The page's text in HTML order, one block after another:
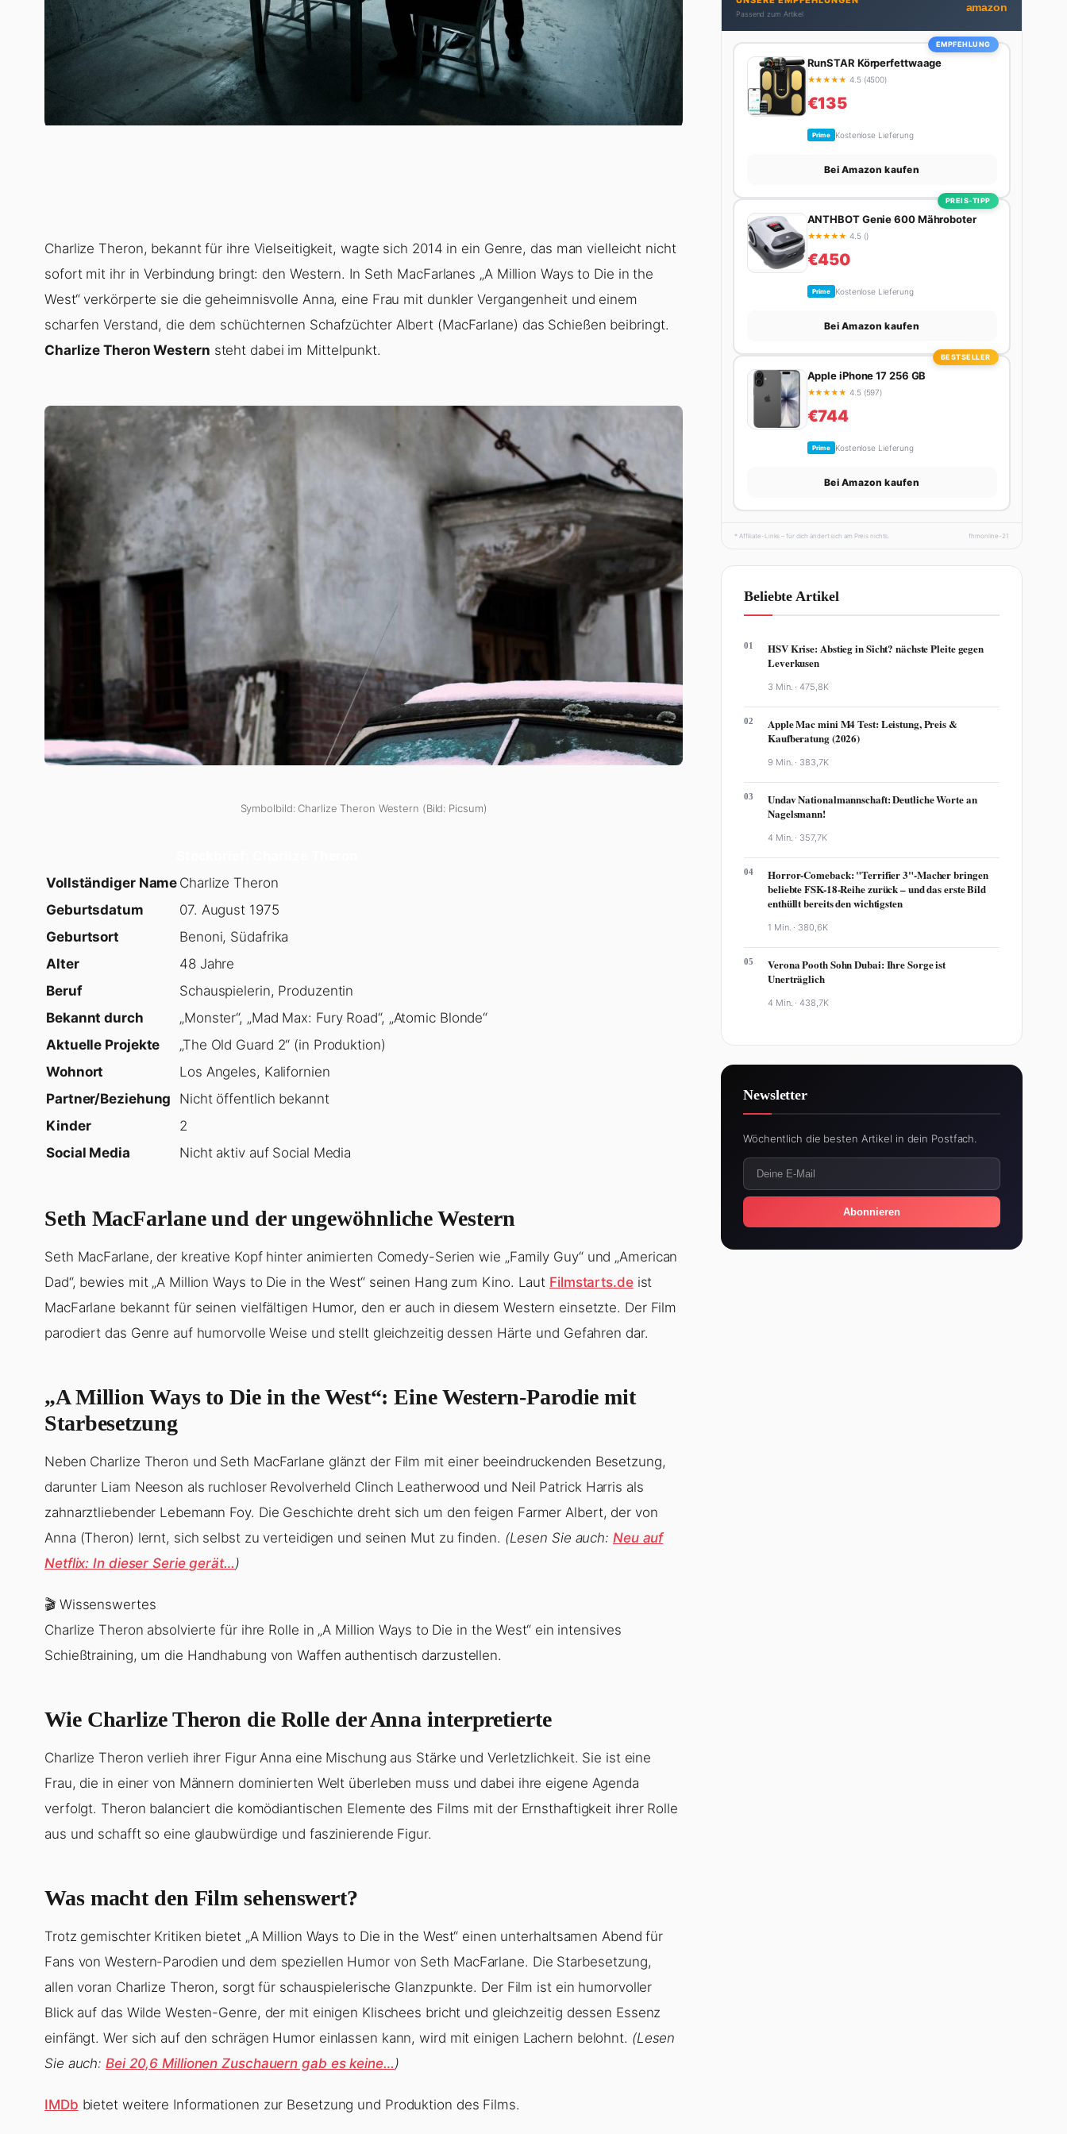
Charlize Theron, bekannt für ihre Vielseitigkeit, wagte sich 2014 in ein Genre, das man vielleicht nicht
sofort mit ihr in Verbindung bringt: den Western. In Seth MacFarlanes „A Million Ways to Die in the
West“ verkörperte sie die geheimnisvolle Anna, eine Frau mit dunkler Vergangenheit und einem
scharfen Verstand, die dem schüchternen Schafzüchter Albert (MacFarlane) das Schießen beibringt.
Charlize Theron Western steht dabei im Mittelpunkt.
Symbolbild: Charlize Theron Western (Bild: Picsum)
Vollständiger Name Charlize Theron
Geburtsdatum
07. August 1975
Geburtsort
Benoni, Südafrika
Alter
48 Jahre
Beruf
Schauspielerin, Produzentin
Bekannt durch
„Monster“, „Mad Max: Fury Road“, „Atomic Blonde“
Aktuelle Projekte
„The Old Guard 2“ (in Produktion)
Wohnort
Los Angeles, Kalifornien
Partner/Beziehung
Nicht öffentlich bekannt
Kinder
2
Social Media
Nicht aktiv auf Social Media
Seth MacFarlane und der ungewöhnliche Western
Seth MacFarlane, der kreative Kopf hinter animierten Comedy-Serien wie „Family Guy“ und „American
Dad“, bewies mit „A Million Ways to Die in the West“ seinen Hang zum Kino. Laut Filmstarts.deist
MacFarlane bekannt für seinen vielfältigen Humor, den er auch in diesem Western einsetzte. Der Film
parodiert das Genre auf humorvolle Weise und stellt gleichzeitig dessen Härte und Gefahren dar.
„A Million Ways to Die in the West“: Eine Western-Parodie mit
Starbesetzung
Neben Charlize Theron und Seth MacFarlane glänzt der Film mit einer beeindruckenden Besetzung,
darunter Liam Neeson als ruchloser Revolverheld Clinch Leatherwood und Neil Patrick Harris als
zahnarztliebender Lebemann Foy. Die Geschichte dreht sich um den feigen Farmer Albert, der von
Anna (Theron) lernt, sich selbst zu verteidigen und seinen Mut zu finden. (Lesen Sie auch: Neu auf
Netflix: In dieser Serie gerät… )
🎬 Wissenswertes
Charlize Theron absolvierte für ihre Rolle in „A Million Ways to Die in the West“ ein intensives
Schießtraining, um die Handhabung von Waffen authentisch darzustellen.
Wie Charlize Theron die Rolle der Anna interpretierte
Charlize Theron verlieh ihrer Figur Anna eine Mischung aus Stärke und Verletzlichkeit. Sie ist eine
Frau, die in einer von Männern dominierten Welt überleben muss und dabei ihre eigene Agenda
verfolgt. Theron balanciert die komödiantischen Elemente des Films mit der Ernsthaftigkeit ihrer Rolle
aus und schafft so eine glaubwürdige und faszinierende Figur.
Was macht den Film sehenswert?
Trotz gemischter Kritiken bietet „A Million Ways to Die in the West“ einen unterhaltsamen Abend für
Fans von Western-Parodien und dem speziellen Humor von Seth MacFarlane. Die Starbesetzung,
allen voran Charlize Theron, sorgt für schauspielerische Glanzpunkte. Der Film ist ein humorvoller
Blick auf das Wilde Westen-Genre, der mit einigen Klischees bricht und gleichzeitig dessen Essenz
einfängt. Wer sich auf den schrägen Humor einlassen kann, wird mit einigen Lachern belohnt. (Lesen
Sie auch:Bei 20,6 Millionen Zuschauern gab es keine… )
IMDb bietet weitere Informationen zur Besetzung und Produktion des Films.
Erfahrung – ihre Wohnung wurde schon zweimal in
Design-Blogs gefeatured.
Passend zum Artikel
amazon
EMPFEHLUNG
RunSTAR Körperfettwaage
★★★★★ 4.5 (4500)
€135
Prime Kostenlose Lieferung
Bei Amazon kaufen
PREIS-TIPP
ANTHBOT Genie 600 Mähroboter
★★★★★ 4.5 ()
€450
Prime Kostenlose Lieferung
Bei Amazon kaufen
BESTSELLER
Apple iPhone 17 256 GB
★★★★★ 4.5 (597)
€744
Prime Kostenlose Lieferung
Bei Amazon kaufen
* Affiliate-Links – für dich ändert sich am Preis nichts. fhmonline-21
Beliebte Artikel
01
HSV Krise: Abstieg in Sicht? nächste Pleite gegen
Leverkusen
3 Min. ·475,8K
02
Apple Mac mini M4 Test: Leistung, Preis &
Kaufberatung (2026)
9 Min. · 383,7K
03
Undav Nationalmannschaft: Deutliche Worte an
Nagelsmann!
4 Min. · 357,7K
04
Horror-Comeback: "Terrifier 3"-Macher bringen
beliebte FSK-18-Reihe zurück – und das erste Bild
enthüllt bereits den wichtigsten
1 Min. · 380,6K
05
Verona Pooth Sohn Dubai: Ihre Sorge ist
Unerträglich
4 Min. ·438,7K
Newsletter
Wöchentlich die besten Artikel in dein Postfach.
Abonnieren